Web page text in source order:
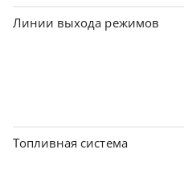
Линии выхода режимов
Топливная система